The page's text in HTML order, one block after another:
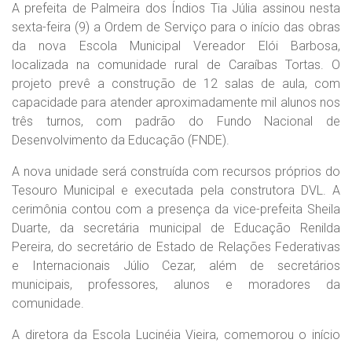
A prefeita de Palmeira dos Índios Tia Júlia assinou nesta
sexta-feira (9) a Ordem de Serviço para o início das obras
da nova Escola Municipal Vereador Elói Barbosa,
localizada na comunidade rural de Caraíbas Tortas. O
projeto prevê a construção de 12 salas de aula, com
capacidade para atender aproximadamente mil alunos nos
três turnos, com padrão do Fundo Nacional de
Desenvolvimento da Educação (FNDE).
A nova unidade será construída com recursos próprios do
Tesouro Municipal e executada pela construtora DVL. A
cerimônia contou com a presença da vice-prefeita Sheila
Duarte, da secretária municipal de Educação Renilda
Pereira, do secretário de Estado de Relações Federativas
e Internacionais Júlio Cezar, além de secretários
municipais, professores, alunos e moradores da
comunidade.
A diretora da Escola Lucinéia Vieira, comemorou o início